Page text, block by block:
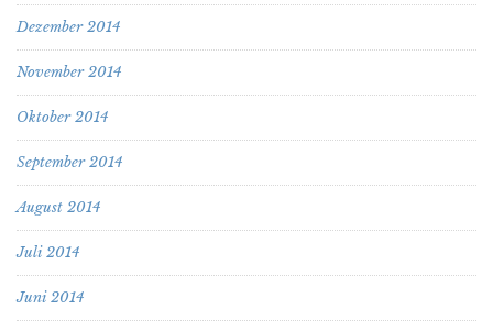
Dezember 2014
November 2014
Oktober 2014
September 2014
August 2014
Juli 2014
Juni 2014